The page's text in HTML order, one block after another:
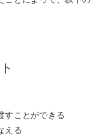
すことができる
える